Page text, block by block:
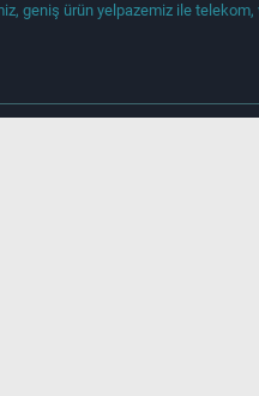
geniş ürün yelpazemiz ile